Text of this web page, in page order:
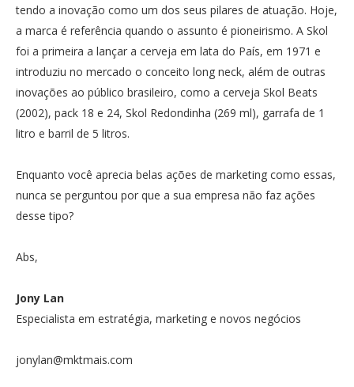
tendo a inovação como um dos seus pilares de atuação. Hoje,
a marca é referência quando o assunto é pioneirismo. A Skol
foi a primeira a lançar a cerveja em lata do País, em 1971 e
introduziu no mercado o conceito long neck, além de outras
inovações ao público brasileiro, como a cerveja Skol Beats
(2002), pack 18 e 24, Skol Redondinha (269 ml), garrafa de 1
litro e barril de 5 litros.
Enquanto você aprecia belas ações de marketing como essas,
nunca se perguntou por que a sua empresa não faz ações
desse tipo?
Abs,
Jony Lan
Especialista em estratégia, marketing e novos negócios
jonylan@mktmais.com